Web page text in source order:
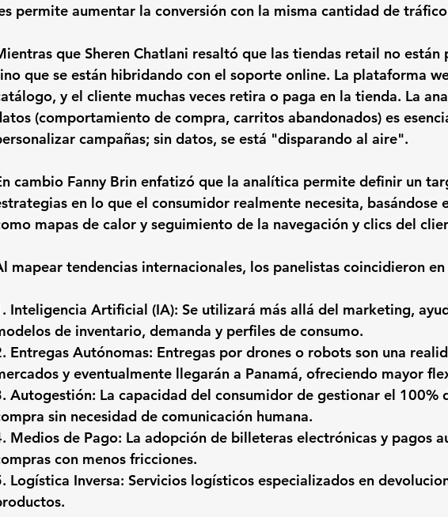
permite aumentar la conversión con la misma cantidad de
que Sheren Chatlani resaltó que las tiendas retail no están
que se están hibridando con el soporte online. La plataforma
y el cliente muchas veces retira o paga en la tienda. La
(comportamiento de compra, carritos abandonados) es
campañas; sin datos, se está "disparando al aire".
cambio Fanny Brin enfatizó que la analítica permite definir un
en lo que el consumidor realmente necesita, basándose
mapas de calor y seguimiento de la navegación y clics del
mapear tendencias internacionales, los panelistas coincidieron
Inteligencia Artificial (IA): Se utilizará más allá del marketing,
de inventario, demanda y perfiles de consumo.
Entregas Autónomas: Entregas por drones o robots son una
y eventualmente llegarán a Panamá, ofreciendo mayor
Autogestión: La capacidad del consumidor de gestionar el 100%
sin necesidad de comunicación humana.
Medios de Pago: La adopción de billeteras electrónicas y pagos
con menos fricciones.
Logística Inversa: Servicios logísticos especializados en